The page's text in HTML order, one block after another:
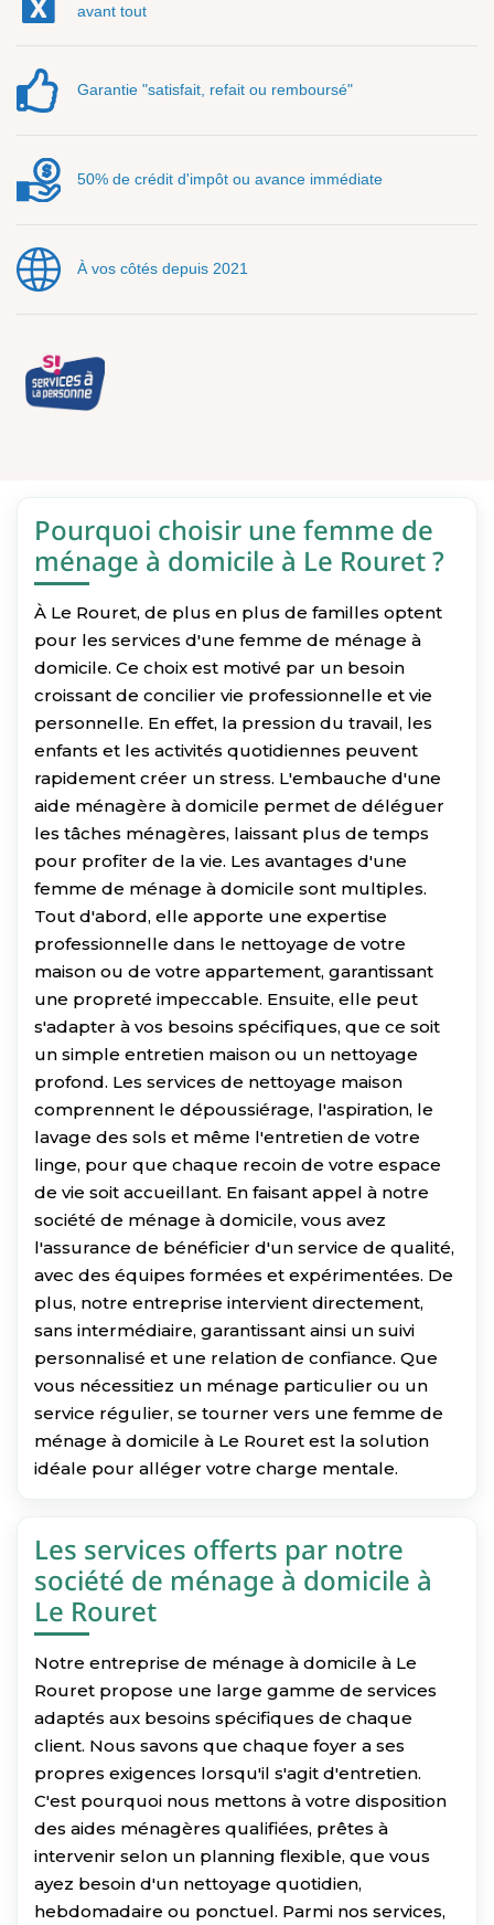
avant tout
Garantie "satisfait, refait ou remboursé"
50% de crédit d'impôt ou avance immédiate
À vos côtés depuis 2021
Pourquoi choisir une femme de
ménage à domicile à Le Rouret ?
À Le Rouret, de plus en plus de familles optent
pour les services d'une femme de ménage à
domicile. Ce choix est motivé par un besoin
croissant de concilier vie professionnelle et vie
personnelle. En effet, la pression du travail, les
enfants et les activités quotidiennes peuvent
rapidement créer un stress. L'embauche d'une
aide ménagère à domicile permet de déléguer
les tâches ménagères, laissant plus de temps
pour profiter de la vie. Les avantages d'une
femme de ménage à domicile sont multiples.
Tout d'abord, elle apporte une expertise
professionnelle dans le nettoyage de votre
maison ou de votre appartement, garantissant
une propreté impeccable. Ensuite, elle peut
s'adapter à vos besoins spécifiques, que ce soit
un simple entretien maison ou un nettoyage
profond. Les services de nettoyage maison
comprennent le dépoussiérage, l'aspiration, le
lavage des sols et même l'entretien de votre
linge, pour que chaque recoin de votre espace
de vie soit accueillant. En faisant appel à notre
société de ménage à domicile, vous avez
l'assurance de bénéficier d'un service de qualité,
avec des équipes formées et expérimentées. De
plus, notre entreprise intervient directement,
sans intermédiaire, garantissant ainsi un suivi
personnalisé et une relation de confiance. Que
vous nécessitiez un ménage particulier ou un
service régulier, se tourner vers une femme de
ménage à domicile à Le Rouret est la solution
idéale pour alléger votre charge mentale.
Les services offerts par notre
société de ménage à domicile à
Le Rouret
Notre entreprise de ménage à domicile à Le
Rouret propose une large gamme de services
adaptés aux besoins spécifiques de chaque
client. Nous savons que chaque foyer a ses
propres exigences lorsqu'il s'agit d'entretien.
C'est pourquoi nous mettons à votre disposition
des aides ménagères qualifiées, prêtes à
intervenir selon un planning flexible, que vous
ayez besoin d'un nettoyage quotidien,
hebdomadaire ou ponctuel. Parmi nos services,